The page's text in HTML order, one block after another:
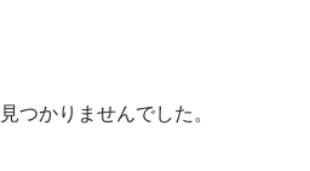
つかりませんでした。